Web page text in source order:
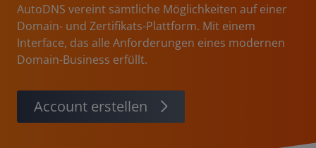
AutoDNS vereint sämtliche Möglichkeiten auf einer
Domain- und Zertifikats-Plattform. Mit einem
Interface, das alle Anforderungen eines modernen
Domain-Business erfüllt.
Account erstellen